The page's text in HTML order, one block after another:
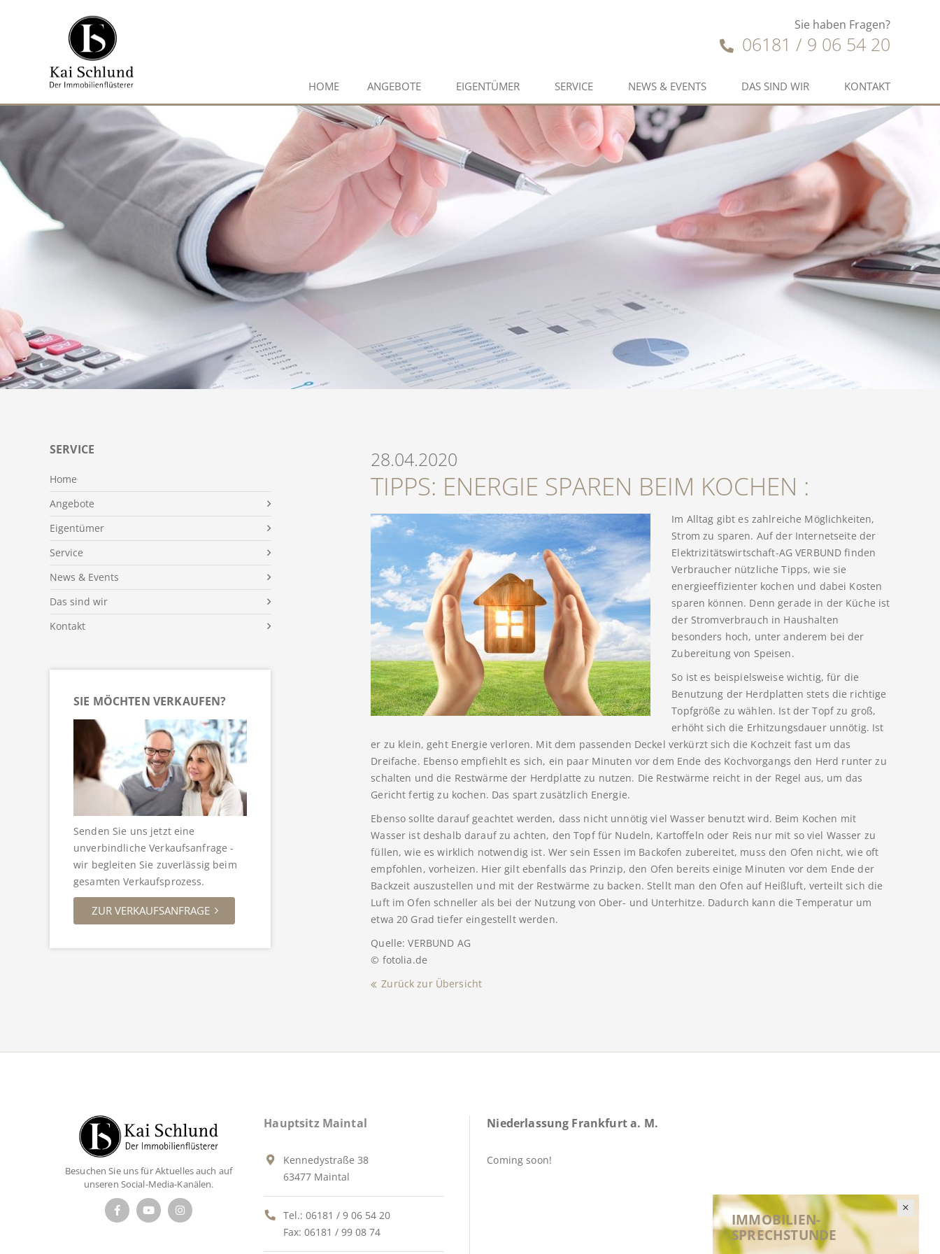
Sie haben Fragen?
06181 / 9 06 54 20
HOME ANGEBOTE EIGENTÜMER SERVICE NEWS & EVENTS DAS SIND WIR KONTAKT
SERVICE
Home
Angebote
Eigentümer
Service
News & Events
Das sind wir
Kontakt
SIE MÖCHTEN VERKAUFEN?
Senden Sie uns jetzt eine
unverbindliche Verkaufsanfrage -
wir begleiten Sie zuverlässig beim
gesamten Verkaufsprozess.
ZUR VERKAUFSANFRAGE
28.04.2020
TIPPS: ENERGIE SPAREN BEIM KOCHEN :
Im Alltag gibt es zahlreiche Möglichkeiten,
Strom zu sparen. Auf der Internetseite der
Elektrizitätswirtschaft-AG VERBUND finden
Verbraucher nützliche Tipps, wie sie
energieeffizienter kochen und dabei Kosten
sparen können. Denn gerade in der Küche ist
der Stromverbrauch in Haushalten
besonders hoch, unter anderem bei der
Zubereitung von Speisen.
So ist es beispielsweise wichtig, für die
Benutzung der Herdplatten stets die richtige
Topfgröße zu wählen. Ist der Topf zu groß,
erhöht sich die Erhitzungsdauer unnötig. Ist
er zu klein, geht Energie verloren. Mit dem passenden Deckel verkürzt sich die Kochzeit fast um das
Dreifache. Ebenso empfiehlt es sich, ein paar Minuten vor dem Ende des Kochvorgangs den Herd runter zu
schalten und die Restwärme der Herdplatte zu nutzen. Die Restwärme reicht in der Regel aus, um das
Gericht fertig zu kochen. Das spart zusätzlich Energie.
Ebenso sollte darauf geachtet werden, dass nicht unnötig viel Wasser benutzt wird. Beim Kochen mit
Wasser ist deshalb darauf zu achten, den Topf für Nudeln, Kartoffeln oder Reis nur mit so viel Wasser zu
füllen, wie es wirklich notwendig ist. Wer sein Essen im Backofen zubereitet, muss den Ofen nicht, wie oft
empfohlen, vorheizen. Hier gilt ebenfalls das Prinzip, den Ofen bereits einige Minuten vor dem Ende der
Backzeit auszustellen und mit der Restwärme zu backen. Stellt man den Ofen auf Heißluft, verteilt sich die
Luft im Ofen schneller als bei der Nutzung von Ober- und Unterhitze. Dadurch kann die Temperatur um
etwa 20 Grad tiefer eingestellt werden.
Quelle: VERBUND AG
© fotolia.de
Zurück zur Übersicht
IMMOBILIEN-
SPRECHSTUNDE
Besuchen Sie uns für Aktuelles auch auf
unseren Social-Media-Kanälen.
Hauptsitz Maintal
Kennedystraße 38
63477 Maintal
Tel.:06181 / 9 06 54 20
Fax: 06181 / 99 08 74
Niederlassung Frankfurt a. M.
Coming soon!